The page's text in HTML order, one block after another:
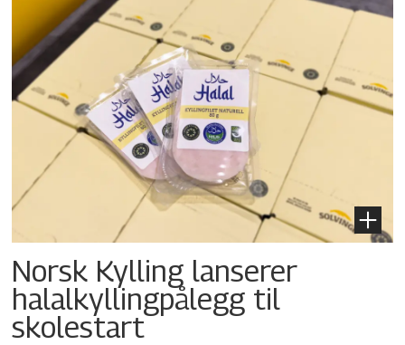
Norsk Kylling lanserer
halalkyllingpålegg til
skolestart